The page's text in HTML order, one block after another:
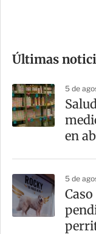
m
a
r
t
Últimas
5 de
en
5 de